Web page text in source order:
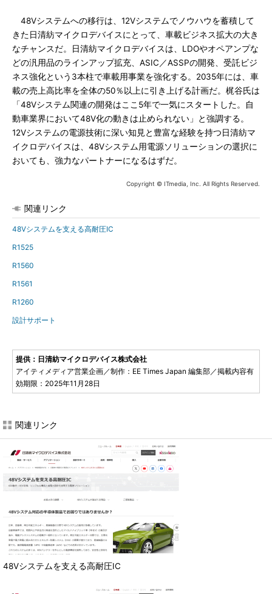
48Vシステムへの移行は、12Vシステムでノウハウを蓄積して
きた日清紡マイクロデバイスにとって、車載ビジネス拡大の大き
なチャンスだ。日清紡マイクロデバイスは、LDOやオペアンプな
どの汎用品のラインアップ拡充、ASIC／ASSPの開発、受託ビジ
ネス強化という3本柱で車載用事業を強化する。2035年には、車
載の売上高比率を全体の50％以上に引き上げる計画だ。梶谷氏は
「48Vシステム関連の開発はここ5年で一気にスタートした。自
動車業界において48V化の動きは止められない」と強調する。
12Vシステムの電源技術に深い知見と豊富な経験を持つ日清紡マ
イクロデバイスは、48Vシステム用電源ソリューションの選択に
おいても、強力なパートナーになるはずだ。
Copyright © ITmedia, Inc. All Rights Reserved.
関連リンク
48Vシステムを支える高耐圧IC
R1525
R1560
R1561
R1260
設計サポート
提供：日清紡マイクロデバイス株式会社
アイティメディア営業企画／制作：EE Times Japan 編集部／掲載内容有
効期限：2025年11月28日
関連リンク
48Vシステムを支える高耐圧IC